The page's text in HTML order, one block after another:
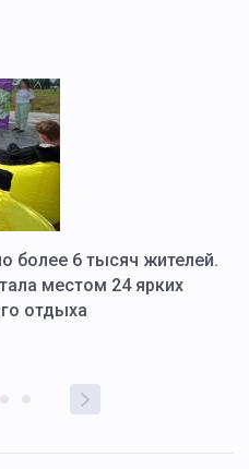
более 6 тысяч жителей.
местом 24 ярких
отдыха